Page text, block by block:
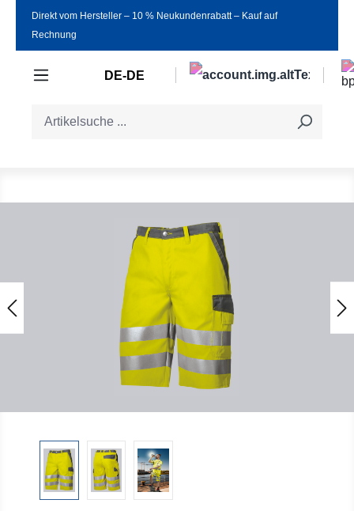
Zum Hauptinhalt springen
Direkt vom Hersteller ‒ 10 % Neukundenrabatt ‒ Kauf auf
Rechnung
DE-DE